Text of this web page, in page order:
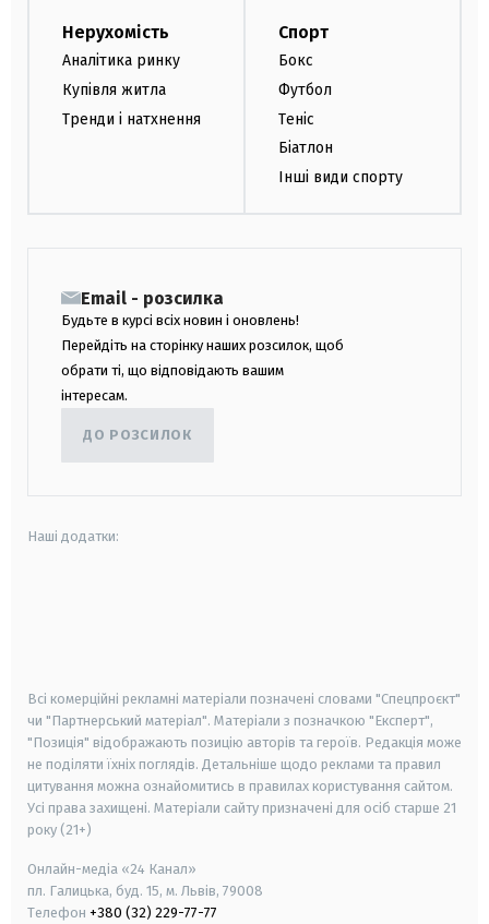
Нерухомість
Аналітика ринку
Купівля житла
Тренди і натхнення
Спорт
Бокс
Футбол
Теніс
Біатлон
Інші види спорту
Email - розсилка
Будьте в курсі всіх новин і оновлень!
Перейдіть на сторінку наших розсилок, щоб
обрати ті, що відповідають вашим
інтересам.
ДО РОЗСИЛОК
Наші додатки:
Всі комерційні рекламні матеріали позначені словами "Спецпроєкт"
чи "Партнерський матеріал". Матеріали з позначкою "Експерт",
"Позиція" відображають позицію авторів та героїв. Редакція може
не поділяти їхніх поглядів. Детальніше щодо реклами та правил
цитування можна ознайомитись в правилах користування сайтом.
Усі права захищені. Матеріали сайту призначені для осіб старше 21
року (21+)
Онлайн-медіа «24 Канал»
пл. Галицька, буд. 15, м. Львів, 79008
Телефон +380 (32) 229-77-77